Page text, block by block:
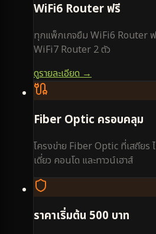
WiFi6 Router ฟรี
ทุกแพ็กเกจยืม WiFi6 Router
WiFi7 Router 2 ตัว
ดูรายละเอียด →
Fiber Optic ครอบคลุม
โครงข่าย Fiber Optic ที่เสถียร
เดี่ยว คอนโด และทาวน์เฮาส์
ราคาเริ่มต้น 500 บาท